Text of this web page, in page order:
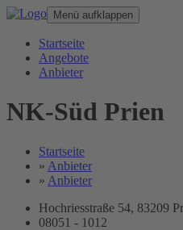
Menü aufklappen
Startseite
Angebote
Anbieter
NK-Süd Prien
Startseite
» Anbieter
» Anbieter
Hochriesstraße 54, 83209
08051 - 1012